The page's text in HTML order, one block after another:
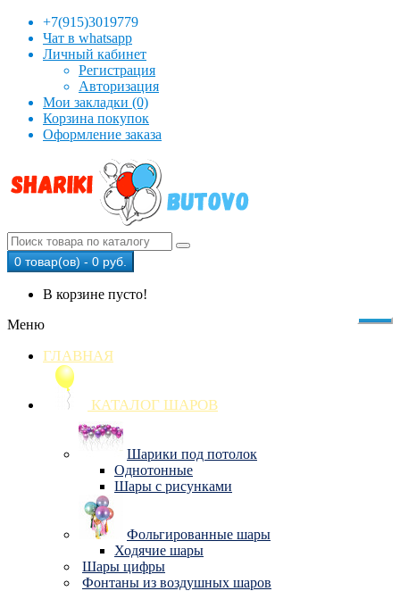
+7(915)3019779
Чат в whatsapp
Личный кабинет
Регистрация
Авторизация
Мои закладки (0)
Корзина покупок
Оформление заказа
0 товар(ов) - 0 руб.
В корзине пусто!
Меню
ГЛАВНАЯ
КАТАЛОГ ШАРОВ
Шарики под потолок
Однотонные
Шары с рисунками
Фольгированные шары
Ходячие шары
Шары цифры
Фонтаны из воздушных шаров